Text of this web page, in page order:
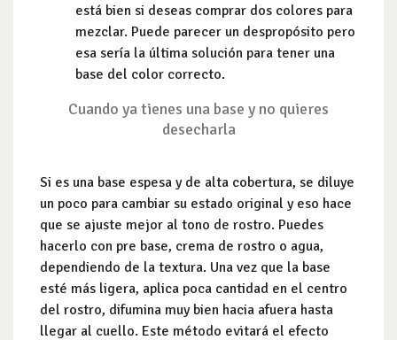
está bien si deseas comprar dos colores para
mezclar. Puede parecer un despropósito pero
esa sería la última solución para tener una
base del color correcto.
Cuando ya tienes una base y no quieres
desecharla
Si es una base espesa y de alta cobertura, se diluye
un poco para cambiar su estado original y eso hace
que se ajuste mejor al tono de rostro. Puedes
hacerlo con pre base, crema de rostro o agua,
dependiendo de la textura. Una vez que la base
esté más ligera, aplica poca cantidad en el centro
del rostro, difumina muy bien hacia afuera hasta
llegar al cuello. Este método evitará el efecto